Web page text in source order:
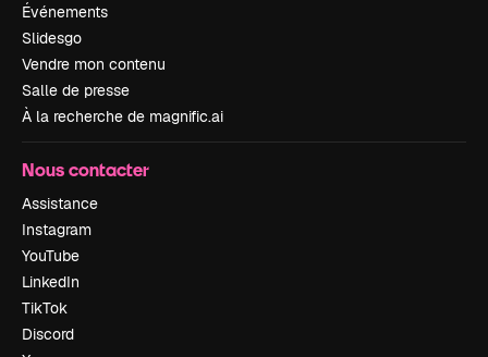
Événements
Slidesgo
Vendre mon contenu
Salle de presse
À la recherche de magnific.ai
Nous contacter
Assistance
Instagram
YouTube
LinkedIn
TikTok
Discord